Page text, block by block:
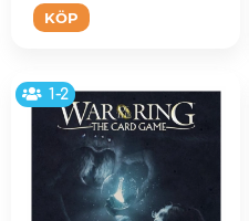
KÖP
1-2